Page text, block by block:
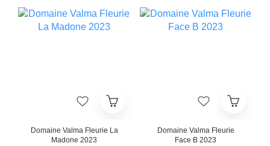
Domaine Valma Fleurie La
Madone 2023
Domaine Valma Fleurie
Face B 2023